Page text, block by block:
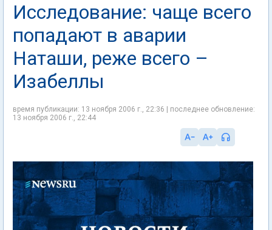
Исследование: чаще всего
попадают в аварии
Наташи, реже всего –
Изабеллы
время публикации: 13 ноября 2006 г., 22:36 | последнее обновление:
13 ноября 2006 г., 22:44